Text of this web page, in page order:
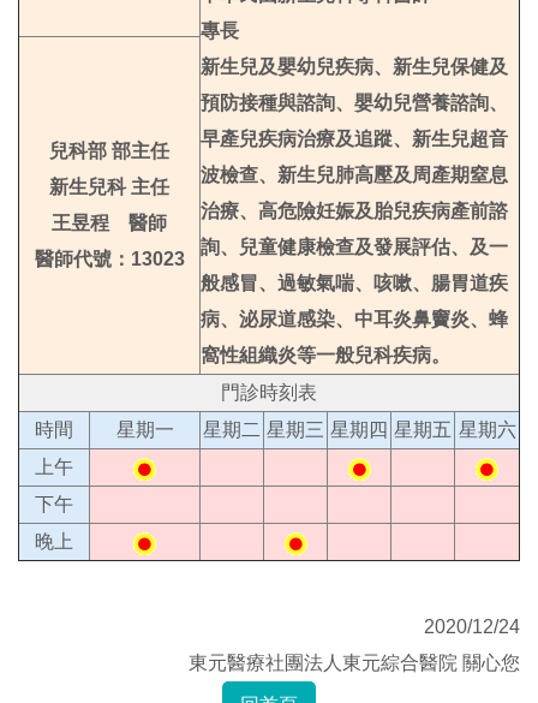
專長
新生兒及嬰幼兒疾病、新生兒保健及
預防接種與諮詢、嬰幼兒營養諮詢、
早產兒疾病治療及追蹤、新生兒超音
波檢查、新生兒肺高壓及周產期窒息
治療、高危險妊娠及胎兒疾病產前諮
詢、兒童健康檢查及發展評估、及一
般感冒、過敏氣喘、咳嗽、腸胃道疾
病、泌尿道感染、中耳炎鼻竇炎、蜂
窩性組織炎等一般兒科疾病。
兒科部 部主任
新生兒科 主任
王昱程 醫師
醫師代號：13023
門診時刻表
時間
星期一 星期二 星期三 星期四 星期五 星期六
上午
下午
晚上
2020/12/24
東元醫療社團法人東元綜合醫院 關心您